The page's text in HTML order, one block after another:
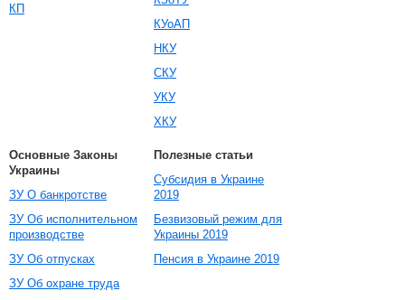
КП
КУоАП
НКУ
СКУ
УКУ
ХКУ
Основные Законы
Украины
ЗУ О банкротстве
ЗУ Об исполнительном
производстве
ЗУ Об отпусках
ЗУ Об охране труда
Полезные статьи
Субсидия в Украине
2019
Безвизовый режим для
Украины 2019
Пенсия в Украине 2019